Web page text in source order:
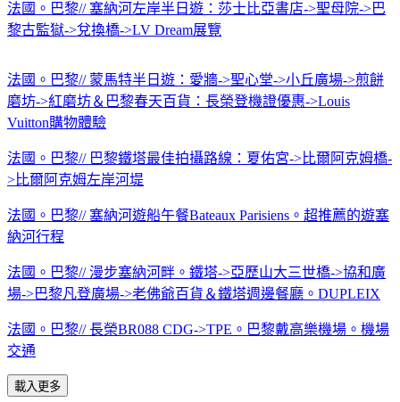
法國。巴黎// 塞納河左岸半日遊：莎士比亞書店->聖母院->巴
黎古監獄->兌換橋->LV Dream展覽
法國。巴黎// 蒙馬特半日遊：愛牆->聖心堂->小丘廣場->煎餅
磨坊->紅磨坊＆巴黎春天百貨：長榮登機證優惠->Louis
Vuitton購物體驗
法國。巴黎// 巴黎鐵塔最佳拍攝路線：夏佑宮->比爾阿克姆橋-
>比爾阿克姆左岸河堤
法國。巴黎// 塞納河遊船午餐Bateaux Parisiens。超推薦的遊塞
納河行程
法國。巴黎// 漫步塞納河畔。鐵塔->亞歷山大三世橋->協和廣
場->巴黎凡登廣場->老佛爺百貨＆鐵塔週邊餐廳。DUPLEIX
法國。巴黎// 長榮BR088 CDG->TPE。巴黎戴高樂機場。機場
交通
載入更多